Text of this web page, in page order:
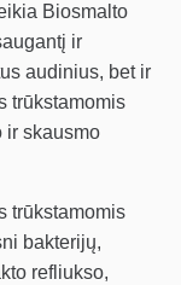
Biosmalto
ir
audinius, bet ir
trūkstamomis
ir skausmo
trūkstamomis
bakterijų,
refliukso,